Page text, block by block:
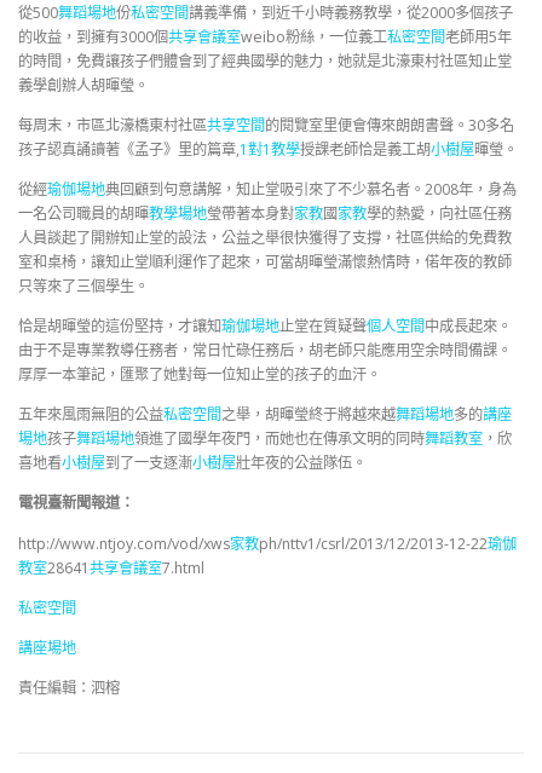
從500舞蹈場地份私密空間講義準備，到近千小時義務教學，從2000多個孩子
的收益，到擁有3000個共享會議室weibo粉絲，一位義工私密空間老師用5年
的時間，免費讓孩子們體會到了經典國學的魅力，她就是北濠東村社區知止堂
義學創辦人胡暉瑩。
每周末，市區北濠橋東村社區共享空間的閱覽室里便會傳來朗朗書聲。30多名
孩子認真誦讀著《孟子》里的篇章,1對1教學授課老師恰是義工胡小樹屋暉瑩。
從經瑜伽場地典回顧到句意講解，知止堂吸引來了不少慕名者。2008年，身為
一名公司職員的胡暉教學場地瑩帶著本身對家教國家教學的熱愛，向社區任務
人員談起了開辦知止堂的設法，公益之舉很快獲得了支撐，社區供給的免費教
室和桌椅，讓知止堂順利運作了起來，可當胡暉瑩滿懷熱情時，偌年夜的教師
只等來了三個學生。
恰是胡暉瑩的這份堅持，才讓知瑜伽場地止堂在質疑聲個人空間中成長起來。
由于不是專業教導任務者，常日忙碌任務后，胡老師只能應用空余時間備課。
厚厚一本筆記，匯聚了她對每一位知止堂的孩子的血汗。
五年來風雨無阻的公益私密空間之舉，胡暉瑩終于將越來越舞蹈場地多的講座
場地孩子舞蹈場地領進了國學年夜門，而她也在傳承文明的同時舞蹈教室 ，欣
喜地看小樹屋到了一支逐漸小樹屋壯年夜的公益隊伍。
電視臺新聞報道：
http://www.ntjoy.com/vod/xws家教ph/nttv1/csrl/2013/12/2013-12-22瑜伽
教室28641共享會議室7.html
私密空間
講座場地
責任編輯：泗榕